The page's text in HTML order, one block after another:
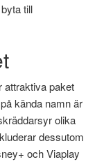
till
attraktiva paket
kända namn är
olika
dessutom
och Viaplay